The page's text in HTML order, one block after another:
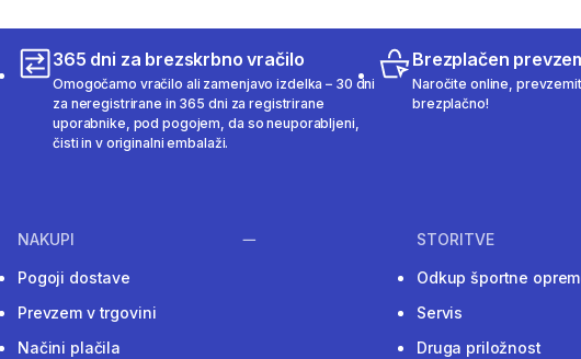
365 dni za brezskrbno vračilo
Omogočamo vračilo ali zamenjavo izdelka – 30 dni
za neregistrirane in 365 dni za registrirane
uporabnike, pod pogojem, da so neuporabljeni,
čisti in v originalni embalaži.
Brezplačen
Naročite online,
brezplačno!
NAKUPI
Pogoji dostave
Prevzem v trgovini
Načini plačila
STORITVE
Odkup športne
Servis
Druga priložnost